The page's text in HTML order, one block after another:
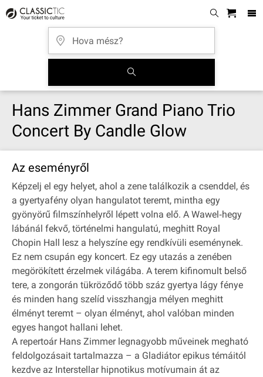
Hans Zimmer Grand Piano Trio
Concert By Candle Glow
Az eseményről
Képzelj el egy helyet, ahol a zene találkozik a csenddel, és
a gyertyafény olyan hangulatot teremt, mintha egy
gyönyörű filmszínhelyről lépett volna elő. A Wawel‐hegy
lábánál fekvő, történelmi hangulatú, meghitt Royal
Chopin Hall lesz a helyszíne egy rendkívüli eseménynek.
Ez nem csupán egy koncert. Ez egy utazás a zenében
megörökített érzelmek világába. A terem kifinomult belső
tere, a zongorán tükröződő több száz gyertya lágy fénye
és minden hang szelíd visszhangja mélyen meghitt
élményt teremt – olyan élményt, ahol valóban minden
egyes hangot hallani lehet.
A repertoár Hans Zimmer legnagyobb műveinek megható
feldolgozásait tartalmazza – a Gladiátor epikus témáitól
kezdve az Interstellar hipnotikus motívumain át az